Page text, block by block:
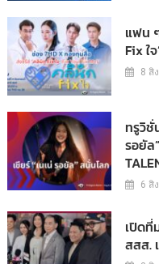
แฟน
Fix ใ
8 สิ
ทรูวิชั่
รอยัล
6 สิ
เปิดที่
สสส.